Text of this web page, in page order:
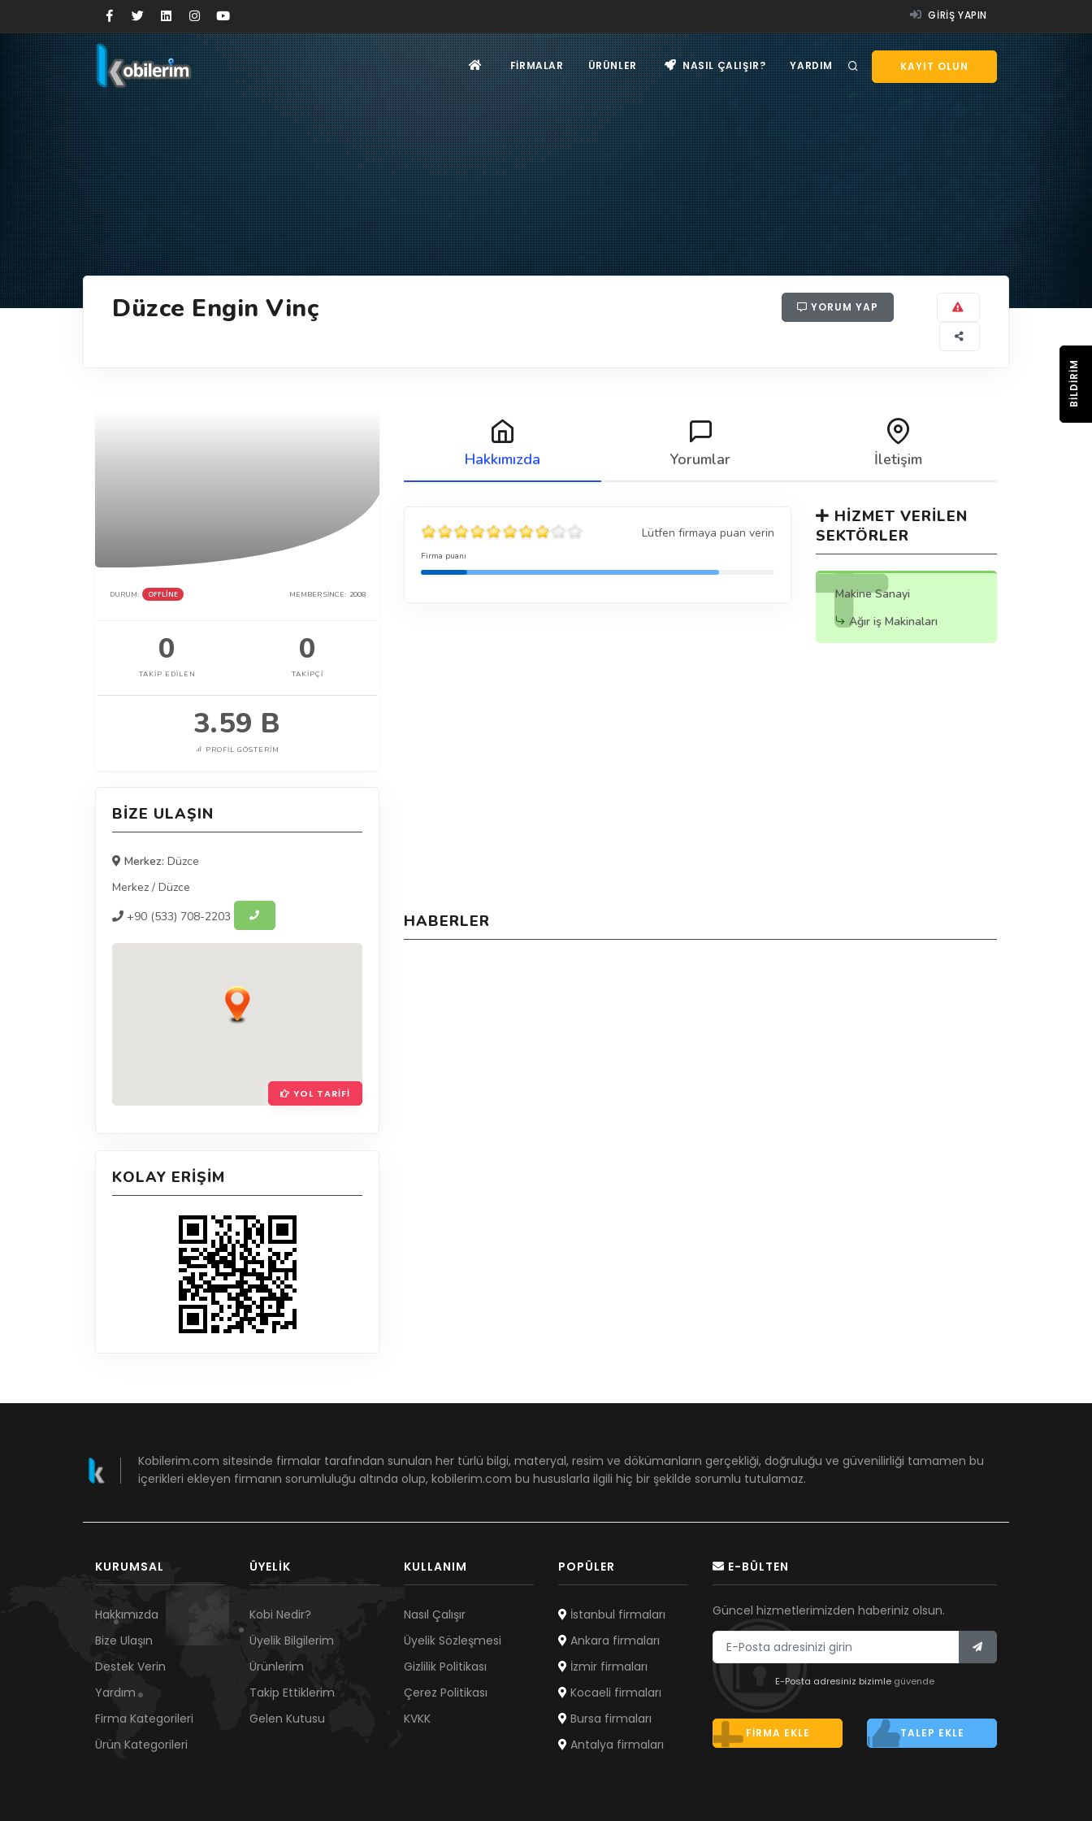
GIRIŞ YAPIN
KAYIT OLUN
FIRMALAR ÜRÜNLER NASIL ÇALIŞIR? YARDIM
Düzce Engin Vinç YORUM YAP
DURUM: OFFLINE MEMBER SINCE: 2008
0
TAKIP EDILEN
0
TAKIPÇI
3.59 B
PROFIL GÖSTERIM
BIZE ULAŞIN
Merkez: Düzce
Merkez / Düzce
+90 (533) 708-2203
YOL TARIFI
KOLAY ERIŞIM
Hakkımızda Yorumlar İletişim
Lütfen firmaya puan verin
Firma puanı
HIZMET VERILEN
SEKTÖRLER
Makine Sanayi
Ağır iş Makinaları
HABERLER
Kobilerim.com sitesinde firmalar tarafından sunulan her türlü bilgi, materyal, resim ve dökümanların gerçekliği, doğruluğu ve güvenilirliği tamamen bu
içerikleri ekleyen firmanın sorumluluğu altında olup, kobilerim.com bu hususlarla ilgili hiç bir şekilde sorumlu tutulamaz.
KURUMSAL
Hakkımızda
Bize Ulaşın
Destek Verin
Yardım
Firma Kategorileri
Ürün Kategorileri
ÜYELIK
Kobi Nedir?
Üyelik Bilgilerim
Ürünlerim
Takip Ettiklerim
Gelen Kutusu
KULLANIM
Nasıl Çalışır
Üyelik Sözleşmesi
Gizlilik Politikası
Çerez Politikası
KVKK
POPÜLER
İstanbul firmaları
Ankara firmaları
İzmir firmaları
Kocaeli firmaları
Bursa firmaları
Antalya firmaları
E-BÜLTEN
Güncel hizmetlerimizden haberiniz olsun.
E-Posta adresiniz bizimle güvende
FIRMA EKLE TALEP EKLE
BILDIRIM